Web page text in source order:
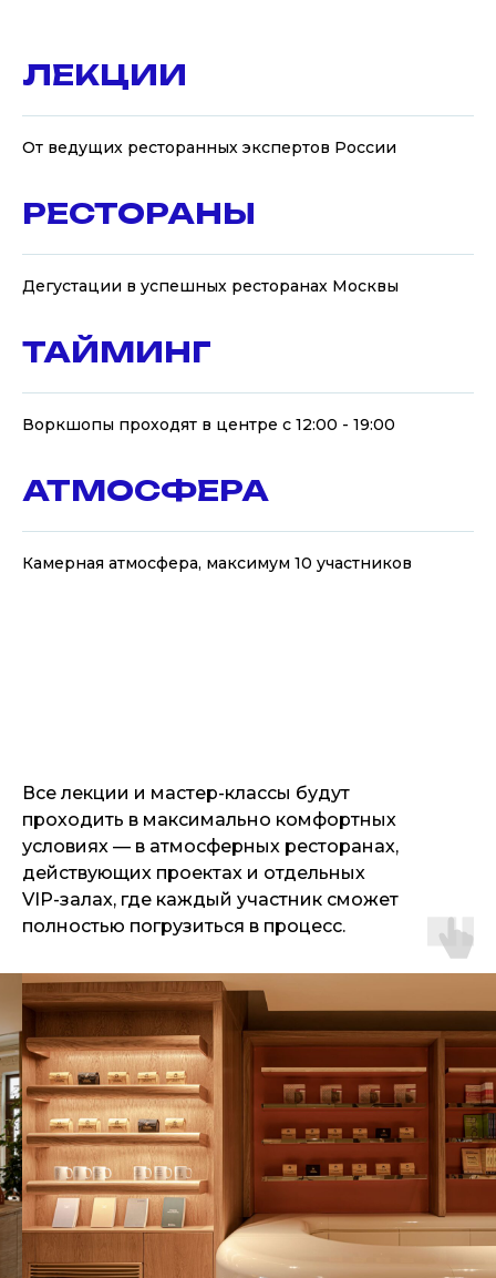
ЛЕКЦИИ
От ведущих ресторанных экспертов России
РЕСТОРАНЫ
Дегустации в успешных ресторанах Москвы
ТАЙМИНГ
Воркшопы проходят в центре с 12:00 - 19:00
АТМОСФЕРА
Камерная атмосфера, максимум 10 участников
Все лекции и мастер-классы будут
проходить в максимально комфортных
условиях — в атмосферных ресторанах,
действующих проектах и отдельных
VIP-залах, где каждый участник сможет
полностью погрузиться в процесс.